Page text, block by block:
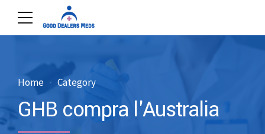
Home Category
GHB compra l'Australia